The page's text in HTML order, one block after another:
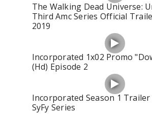
The Walking Dead Universe:
Third Amc Series Official
2019
Incorporated 1x02 Promo
(Hd) Episode 2
Incorporated Season 1 Trailer
SyFy Series